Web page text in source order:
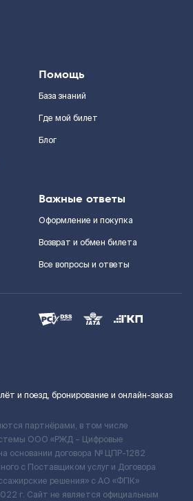
Помощь
База знаний
Где мой билет
Блог
Важные ответы
Оформление и покупка
Возврат и обмен билета
Все вопросы и ответы
и поезд, бронирование и онлайн-заказ
партнёрами, в том числе
ООО «РЖД – Цифровые
основании договора № ЦПР-1282
с Поставщиком услуг и Договора
решения» c АО «ФПК»
г. Сайт не является официальным